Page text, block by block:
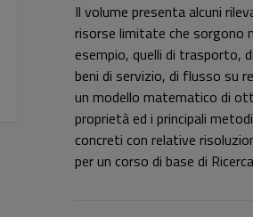
Il volume presenta alcuni
risorse limitate che sorgono
esempio, quelli di trasporto,
beni di servizio, di flusso su
un modello matematico di
proprietà ed i principali
concreti con relative
per un corso di base di